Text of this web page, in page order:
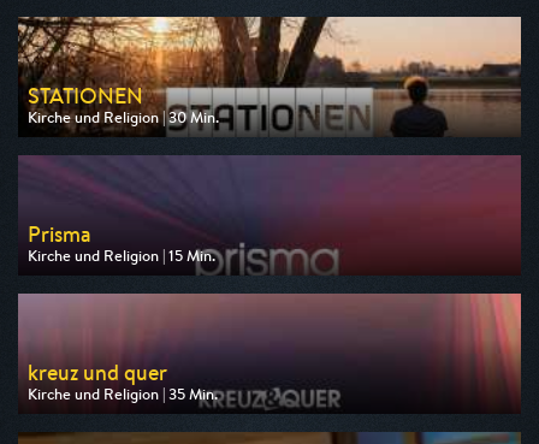
STATIONEN
Kirche und Religion | 30 Min.
Ausgestrahlt von BR
am 12.08.2026, 19:00
Prisma
Kirche und Religion | 15 Min.
Ausgestrahlt von ARD alpha
am 09.08.2026, 18:45
kreuz und quer
Kirche und Religion | 35 Min.
Ausgestrahlt von ARD alpha
am 10.08.2026, 13:30